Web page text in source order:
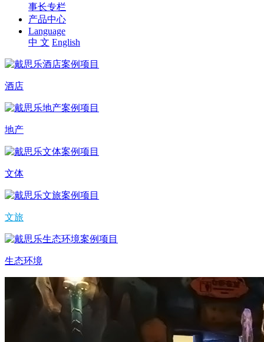
事长专栏
产品中心
Language
中 文 English
酒店
地产
文体
文旅
生态环境